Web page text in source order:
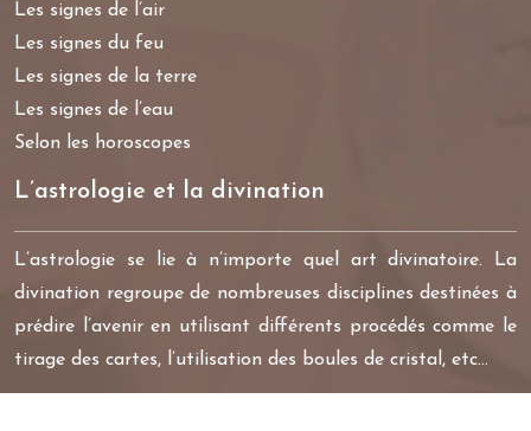
Les signes de l’air
Les signes du feu
Les signes de la terre
Les signes de l’eau
Selon les horoscopes
L’astrologie et la divination
L’astrologie se lie à n’importe quel art divinatoire. La
divination regroupe de nombreuses disciplines destinées à
prédire l’avenir en utilisant différents procédés comme le
tirage des cartes, l’utilisation des boules de cristal, etc…